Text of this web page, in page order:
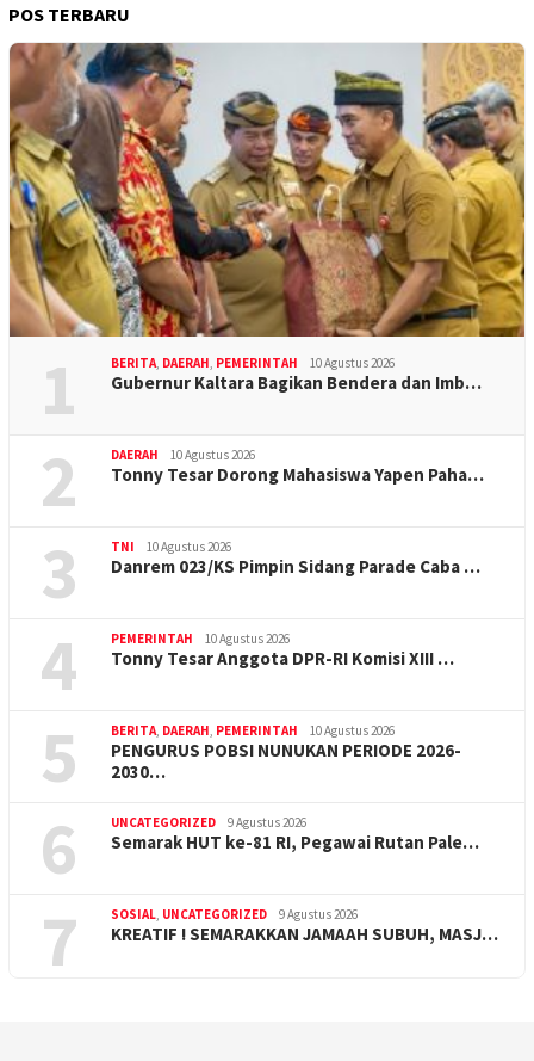
POS TERBARU
1 BERITA DAERAH PEMERINTAH 10 Agustus 2026
Gubernur Kaltara Bagikan Bendera dan Imb…
2 DAERAH 10 Agustus 2026
Tonny Tesar Dorong Mahasiswa Yapen Paha…
3 TNI 10 Agustus 2026
Danrem 023/KS Pimpin Sidang Parade Caba …
4 PEMERINTAH 10 Agustus 2026
Tonny Tesar Anggota DPR-RI Komisi XIII …
5 BERITA DAERAH PEMERINTAH 10 Agustus 2026
PENGURUS POBSI NUNUKAN PERIODE 2026-
2030…
6 UNCATEGORIZED 9 Agustus 2026
Semarak HUT ke-81 RI, Pegawai Rutan Pale…
7 SOSIAL UNCATEGORIZED 9 Agustus 2026
KREATIF ! SEMARAKKAN JAMAAH SUBUH, MASJ…